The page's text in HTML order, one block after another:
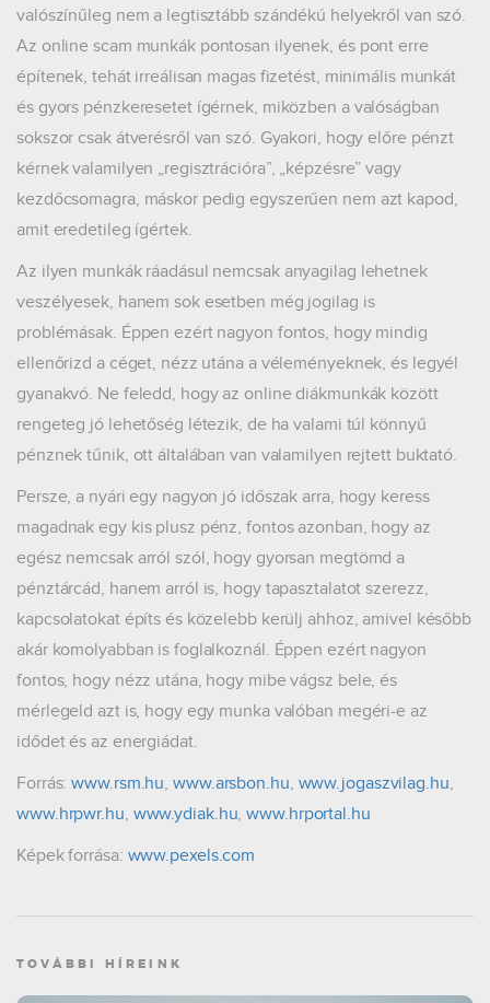
valószínűleg nem a legtisztább szándékú helyekről van szó.
Az online scam munkák pontosan ilyenek, és pont erre
építenek, tehát irreálisan magas fizetést, minimális munkát
és gyors pénzkeresetet ígérnek, miközben a valóságban
sokszor csak átverésről van szó. Gyakori, hogy előre pénzt
kérnek valamilyen „regisztrációra”, „képzésre” vagy
kezdőcsomagra, máskor pedig egyszerűen nem azt kapod,
amit eredetileg ígértek.
Az ilyen munkák ráadásul nemcsak anyagilag lehetnek
veszélyesek, hanem sok esetben még jogilag is
problémásak. Éppen ezért nagyon fontos, hogy mindig
ellenőrizd a céget, nézz utána a véleményeknek, és legyél
gyanakvó. Ne feledd, hogy az online diákmunkák között
rengeteg jó lehetőség létezik, de ha valami túl könnyű
pénznek tűnik, ott általában van valamilyen rejtett buktató.
Persze, a nyári egy nagyon jó időszak arra, hogy keress
magadnak egy kis plusz pénz, fontos azonban, hogy az
egész nemcsak arról szól, hogy gyorsan megtömd a
pénztárcád, hanem arról is, hogy tapasztalatot szerezz,
kapcsolatokat építs és közelebb kerülj ahhoz, amivel később
akár komolyabban is foglalkoznál. Éppen ezért nagyon
fontos, hogy nézz utána, hogy mibe vágsz bele, és
mérlegeld azt is, hogy egy munka valóban megéri-e az
idődet és az energiádat.
Forrás:www.rsm.hu,www.arsbon.hu, www.jogaszvilag.hu,
www.hrpwr.hu, www.ydiak.hu,www.hrportal.hu
Képek forrása: www.pexels.com
TOVÁBBI HÍREINK